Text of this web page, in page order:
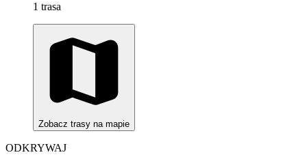
1 trasa
Zobacz trasy na mapie
ODKRYWAJ